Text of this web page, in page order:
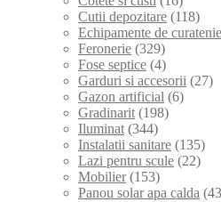
Cutii depozitare (118)
Echipamente de curatenie
Feronerie (329)
Fose septice (4)
Garduri si accesorii (27)
Gazon artificial (6)
Gradinarit (198)
Iluminat (344)
Instalatii sanitare (135)
Lazi pentru scule (22)
Mobilier (153)
Panou solar apa calda